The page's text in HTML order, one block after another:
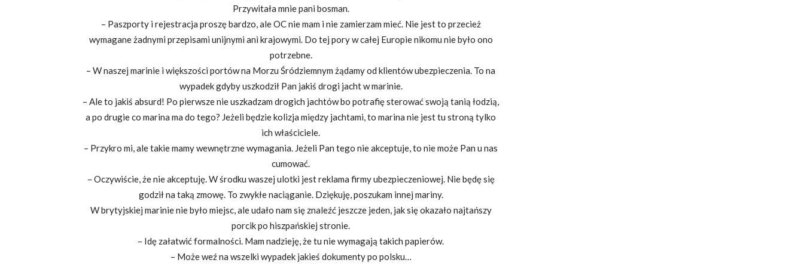
Przywitała mnie pani bosman.
– Paszporty i rejestracja proszę bardzo, ale OC nie mam i nie zamierzam mieć. Nie jest to przecież
wymagane żadnymi przepisami unijnymi ani krajowymi. Do tej pory w całej Europie nikomu nie było ono
potrzebne.
– W naszej marinie i większości portów na Morzu Śródziemnym żądamy od klientów ubezpieczenia. To na
wypadek gdyby uszkodził Pan jakiś drogi jacht w marinie.
– Ale to jakiś absurd! Po pierwsze nie uszkadzam drogich jachtów bo potrafię sterować swoją tanią łodzią,
a po drugie co marina ma do tego? Jeżeli będzie kolizja między jachtami, to marina nie jest tu stroną tylko
ich właściciele.
– Przykro mi, ale takie mamy wewnętrzne wymagania. Jeżeli Pan tego nie akceptuje, to nie może Pan u nas
cumować.
– Oczywiście, że nie akceptuję. W środku waszej ulotki jest reklama firmy ubezpieczeniowej. Nie będę się
godził na taką zmowę. To zwykłe naciąganie. Dziękuję, poszukam innej mariny.
W brytyjskiej marinie nie było miejsc, ale udało nam się znaleźć jeszcze jeden, jak się okazało najtańszy
porcik po hiszpańskiej stronie.
– Idę załatwić formalności. Mam nadzieję, że tu nie wymagają takich papierów.
– Może weź na wszelki wypadek jakieś dokumenty po polsku…